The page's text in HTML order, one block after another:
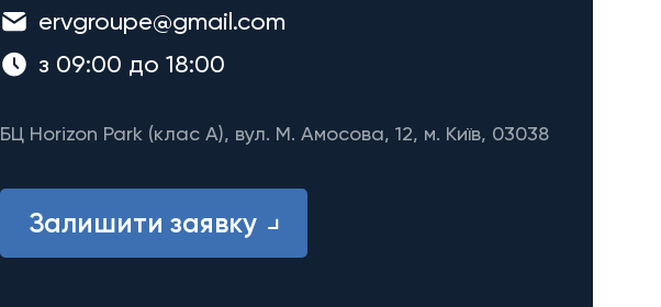
ervgroupe@gmail.com
з 09:00 до 18:00
БЦ Horizon Park (клас A), вул. М. Амосова, 12, м. Київ, 03038
Залишити заявку